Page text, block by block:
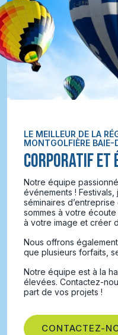
LE MEILLEUR DE LA
MONTGOLFIÈRE BAIE-
CORPORATIF ET
Notre équipe
événements !
séminaires
sommes à votre
à votre image et créer
Nous offrons
que plusieurs forfaits,
Notre équipe est à la
élevées. Contactez-
part de vos projets !
CONTACTEZ-